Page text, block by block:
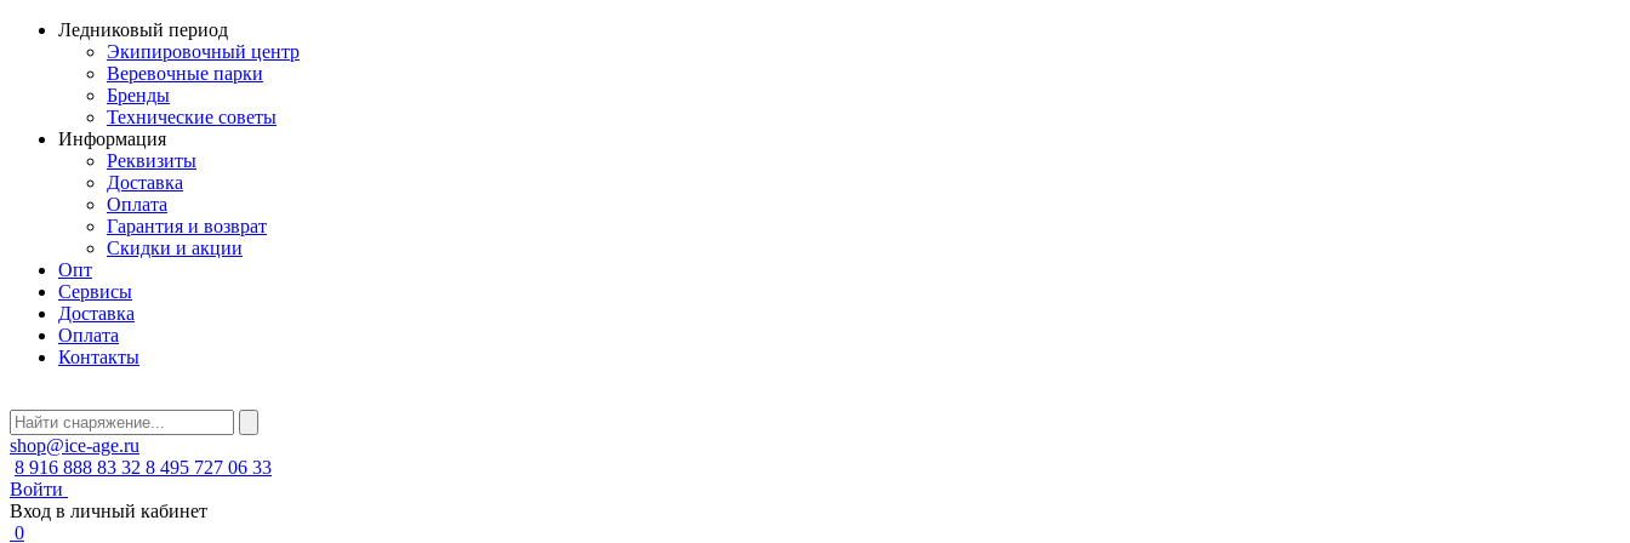
Ледниковый период
Экипировочный центр
Веревочные парки
Бренды
Технические советы
Информация
Реквизиты
Доставка
Оплата
Гарантия и возврат
Скидки и акции
Опт
Сервисы
Доставка
Оплата
Контакты
shop@ice-age.ru
8 916 888 83 32 8 495 727 06 33
Войти
Вход в личный кабинет
0